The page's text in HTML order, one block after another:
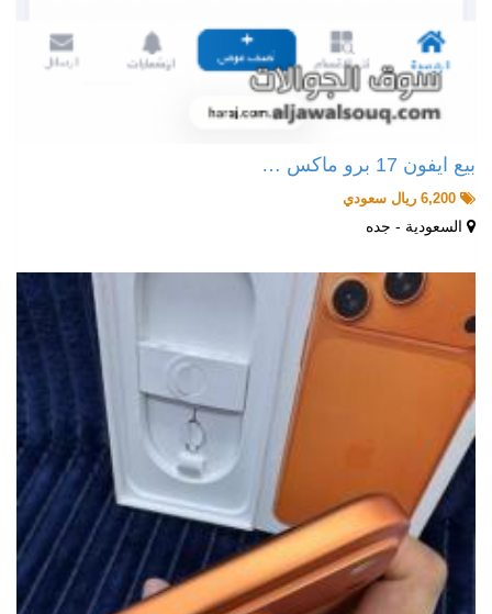
بيع ايفون 17 برو ماكس …
السعودية - جده